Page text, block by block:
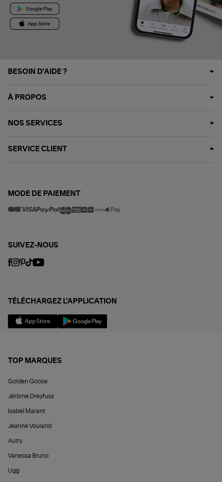
BESOIN D'AIDE ?
À PROPOS
NOS SERVICES
SERVICE CLIENT
MODE DE PAIEMENT
SUIVEZ-NOUS
TÉLÉCHARGEZ L'APPLICATION
TOP MARQUES
Golden Goose
Jérôme Dreyfuss
Isabel Marant
Jeanne Vouland
Autry
Vanessa Bruno
Ugg